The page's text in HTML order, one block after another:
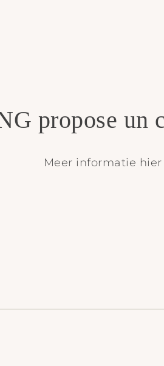
propose un
Meer informatie hier